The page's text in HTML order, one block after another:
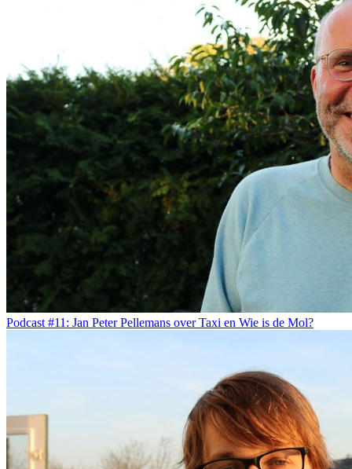
Podcast #11: Jan Peter Pellemans over Taxi en Wie is de Mol?